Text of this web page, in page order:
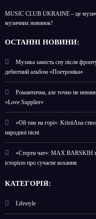
MUSIC CLUB UKRAINE – це
музичних новинок!
ОСТАННІ НОВИНИ:
Музика замість сну після
дебютний альбом «Поетроніка»
Романтична, але точно не
«Love Supplier»
«Ой там на горі»: KristiAna
народної пісні
«Стерти чат»: MAX BARSKIH
історією про сучасне кохання
КАТЕГОРІЯ:
Lifestyle